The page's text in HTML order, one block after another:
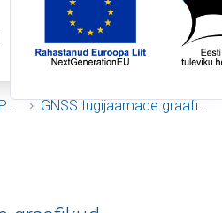
GNSS tugijaamade graafikud